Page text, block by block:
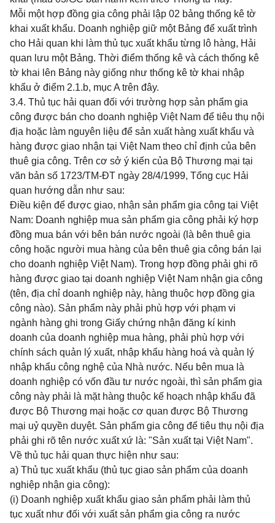
Mỗi một hợp đồng gia công phải lập 02 bảng thống kê tờ
khai xuất khẩu. Doanh nghiệp giữ một Bảng để xuất trình
cho Hải quan khi làm thủ tục xuất khẩu từng lô hàng, Hải
quan lưu một Bảng. Thời điểm thống kê và cách thống kê
tờ khai lên Bảng này giống như thống kê tờ khai nhập
khẩu ở điểm 2.1.b, mục A trên đây.
3.4. Thủ tục hải quan đối với trường hợp sản phẩm gia
công được bán cho doanh nghiệp Việt Nam để tiêu thụ nội
địa hoặc làm nguyên liệu để sản xuất hàng xuất khẩu và
hàng được giao nhận tại Việt Nam theo chỉ định của bên
thuê gia công. Trên cơ sở ý kiến của Bộ Thương mại tại
văn bản số 1723/TM-ĐT ngày 28/4/1999, Tổng cục Hải
quan hướng dẫn như sau:
Điều kiện để được giao, nhận sản phẩm gia công tại Việt
Nam: Doanh nghiệp mua sản phẩm gia công phải ký hợp
đồng mua bán với bên bán nước ngoài (là bên thuê gia
công hoặc người mua hàng của bên thuê gia công bán lại
cho doanh nghiệp Việt Nam). Trong hợp đồng phải ghi rõ
hàng được giao tại doanh nghiệp Việt Nam nhận gia công
(tên, địa chỉ doanh nghiệp này, hàng thuộc hợp đồng gia
công nào). Sản phẩm này phải phù hợp với phạm vi
ngành hàng ghi trong Giấy chứng nhận đăng kí kinh
doanh của doanh nghiệp mua hàng, phải phù hợp với
chính sách quản lý xuất, nhập khẩu hàng hoá và quản lý
nhập khẩu công nghệ của Nhà nước. Nếu bên mua là
doanh nghiệp có vốn đầu tư nước ngoài, thì sản phẩm gia
công này phải là mặt hàng thuộc kế hoạch nhập khẩu đã
được Bộ Thương mại hoặc cơ quan được Bộ Thương
mại uỷ quyền duyệt. Sản phẩm gia công để tiêu thụ nội địa
phải ghi rõ tên nước xuất xứ là: "Sản xuất tại Việt Nam".
Về thủ tục hải quan thực hiện như sau:
a) Thủ tục xuất khẩu (thủ tục giao sản phẩm của doanh
nghiệp nhận gia công):
(i) Doanh nghiệp xuất khẩu giao sản phẩm phải làm thủ
tục xuất như đối với xuất sản phẩm gia công ra nước